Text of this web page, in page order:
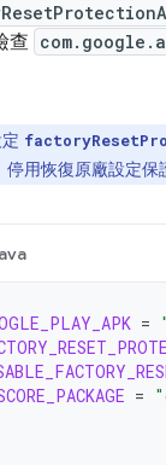
查
停用恢復原廠設定保
=
=